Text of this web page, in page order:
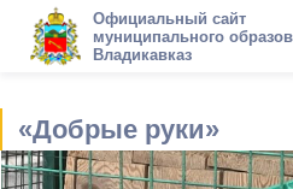
Официальный сайт
муниципального
Владикавказ
«Добрые руки»